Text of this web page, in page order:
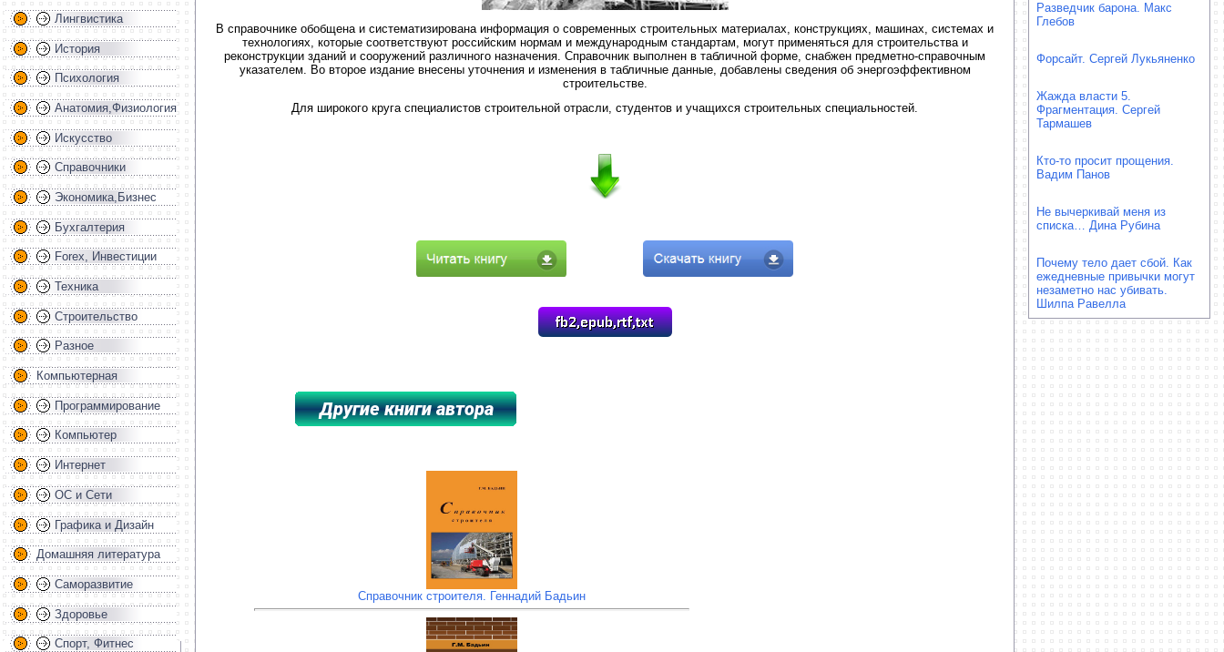
Лингвистика
История
Психология
Анатомия,Физиология
Искусство
Справочники
Экономика,Бизнес
Бухгалтерия
Forex, Инвестиции
Техника
Строительство
Разное
Компьютерная
Программирование
Компьютер
Интернет
ОС и Сети
Графика и Дизайн
Домашняя литература
Саморазвитие
Здоровье
Спорт, Фитнес
В справочнике обобщена и систематизирована информация о современных строительных материалах, конструкциях, машинах, системах и
технологиях, которые соответствуют российским нормам и международным стандартам, могут применяться для строительства и
реконструкции зданий и сооружений различного назначения. Справочник выполнен в табличной форме, снабжен предметно-справочным
указателем. Во второе издание внесены уточнения и изменения в табличные данные, добавлены сведения об энергоэффективном
строительстве.
Для широкого круга специалистов строительной отрасли, студентов и учащихся строительных специальностей.
Справочник строителя. Геннадий Бадьин
Разведчик барона. Макс
Глебов
Форсайт. Сергей Лукьяненко
Жажда власти 5.
Фрагментация. Сергей
Тармашев
Кто-то просит прощения.
Вадим Панов
Не вычеркивай меня из
списка… Дина Рубина
Почему тело дает сбой. Как
ежедневные привычки могут
незаметно нас убивать.
Шилпа Равелла